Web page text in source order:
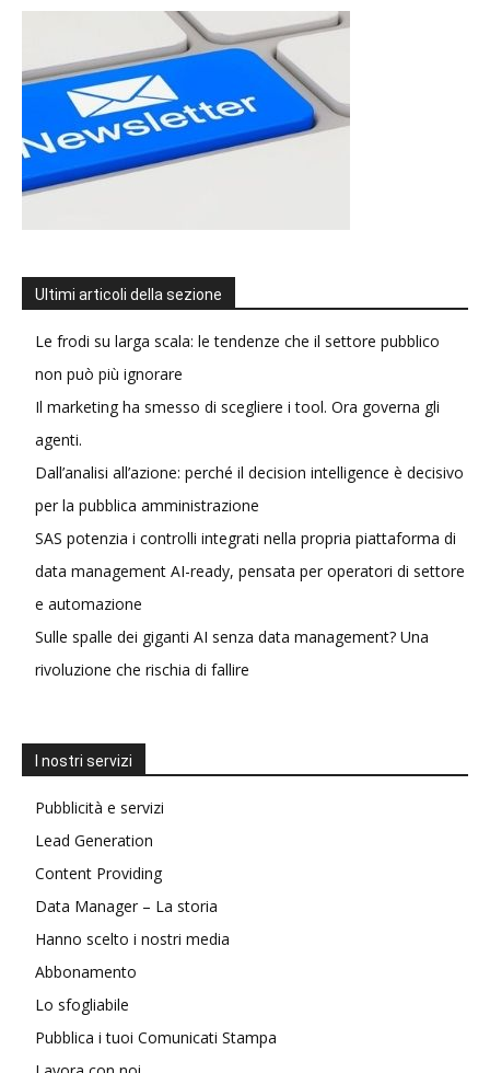
Ultimi articoli della sezione
Le frodi su larga scala: le tendenze che il settore pubblico
non può più ignorare
Il marketing ha smesso di scegliere i tool. Ora governa gli
agenti.
Dall’analisi all’azione: perché il decision intelligence è decisivo
per la pubblica amministrazione
SAS potenzia i controlli integrati nella propria piattaforma di
data management AI-ready, pensata per operatori di settore
e automazione
Sulle spalle dei giganti AI senza data management? Una
rivoluzione che rischia di fallire
I nostri servizi
Pubblicità e servizi
Lead Generation
Content Providing
Data Manager – La storia
Hanno scelto i nostri media
Abbonamento
Lo sfogliabile
Pubblica i tuoi Comunicati Stampa